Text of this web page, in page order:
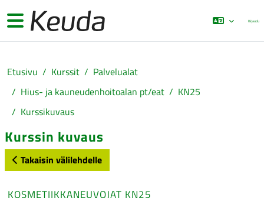
Sivupaneeli Kirjaudu
Etusivu Kurssit
Palvelualat
Hius- ja kauneudenhoitoalan pt/eat
KN25
Kurssikuvaus
Kurssin kuvaus
Takaisin välilehdelle
KOSMETIIKKANEUVOJAT KN25